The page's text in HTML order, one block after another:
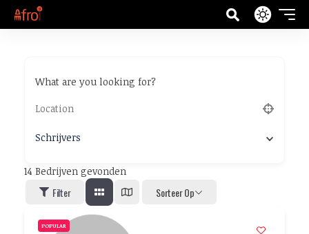
What are you looking for?
Schrijvers
14 Bedrijven gevonden
Filter Sorteer Op
POPULAR